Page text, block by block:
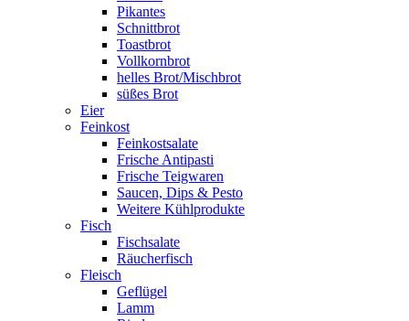
Pikantes
Schnittbrot
Toastbrot
Vollkornbrot
helles Brot/Mischbrot
süßes Brot
Eier
Feinkost
Feinkostsalate
Frische Antipasti
Frische Teigwaren
Saucen, Dips & Pesto
Weitere Kühlprodukte
Fisch
Fischsalate
Räucherfisch
Fleisch
Geflügel
Lamm